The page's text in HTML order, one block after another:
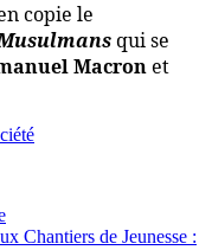
copie le
qui se
Macronet
Chantiers de Jeunesse :